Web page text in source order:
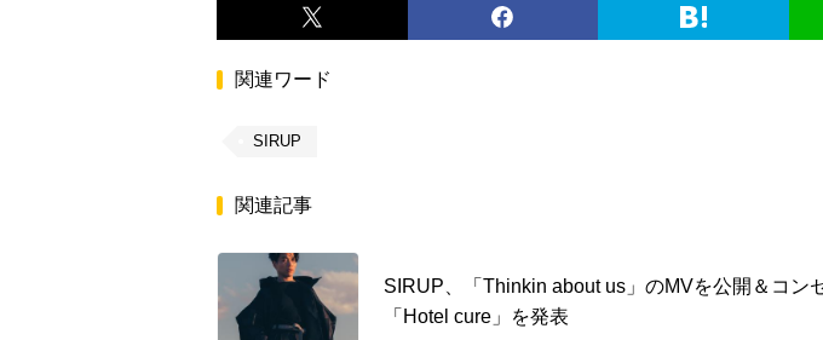
関連ワード
SIRUP
関連記事
SIRUP、「Thinkin about us」のMVを公開＆コン
「Hotel cure」を発表